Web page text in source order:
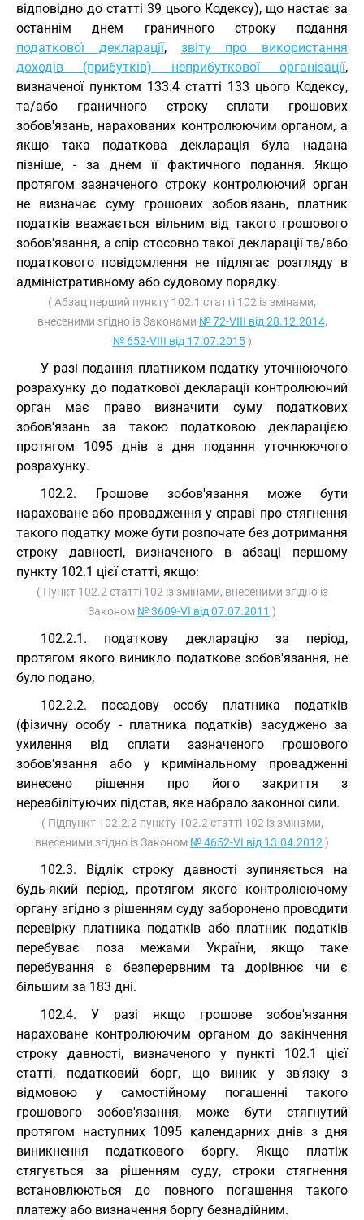
відповідно до статті 39 цього Кодексу), що настає за
останнім днем граничного строку подання
податкової декларації, звіту про використання
доходів (прибутків) неприбуткової організації,
визначеної пунктом 133.4 статті 133 цього Кодексу,
та/або граничного строку сплати грошових
зобов'язань, нарахованих контролюючим органом, а
якщо така податкова декларація була надана
пізніше, - за днем її фактичного подання. Якщо
протягом зазначеного строку контролюючий орган
не визначає суму грошових зобов'язань, платник
податків вважається вільним від такого грошового
зобов'язання, а спір стосовно такої декларації та/або
податкового повідомлення не підлягає розгляду в
адміністративному або судовому порядку.
( Абзац перший пункту 102.1 статті 102 із змінами,
внесеними згідно із Законами № 72-VIII від 28.12.2014,
№ 652-VIII від 17.07.2015)
У разі подання платником податку уточнюючого
розрахунку до податкової декларації контролюючий
орган має право визначити суму податкових
зобов'язань за такою податковою декларацією
протягом 1095 днів з дня подання уточнюючого
розрахунку.
102.2. Грошове зобов'язання може бути
нараховане або провадження у справі про стягнення
такого податку може бути розпочате без дотримання
строку давності, визначеного в абзаці першому
пункту 102.1 цієї статті, якщо:
( Пункт 102.2 статті 102 із змінами, внесеними згідно із
Законом № 3609-VI від 07.07.2011 )
102.2.1. податкову декларацію за період,
протягом якого виникло податкове зобов'язання, не
було подано;
102.2.2. посадову особу платника податків
(фізичну особу - платника податків) засуджено за
ухилення від сплати зазначеного грошового
зобов'язання або у кримінальному провадженні
винесено рішення про його закриття з
нереабілітуючих підстав, яке набрало законної сили.
( Підпункт 102.2.2 пункту 102.2 статті 102 із змінами,
внесеними згідно із Законом № 4652-VI від 13.04.2012 )
102.3. Відлік строку давності зупиняється на
будь-який період, протягом якого контролюючому
органу згідно з рішенням суду заборонено проводити
перевірку платника податків або платник податків
перебуває поза межами України, якщо таке
перебування є безперервним та дорівнює чи є
більшим за 183 дні.
102.4. У разі якщо грошове зобов'язання
нараховане контролюючим органом до закінчення
строку давності, визначеного у пункті 102.1 цієї
статті, податковий борг, що виник у зв'язку з
відмовою у самостійному погашенні такого
грошового зобов'язання, може бути стягнутий
протягом наступних 1095 календарних днів з дня
виникнення податкового боргу. Якщо платіж
стягується за рішенням суду, строки стягнення
встановлюються до повного погашення такого
платежу або визначення боргу безнадійним.